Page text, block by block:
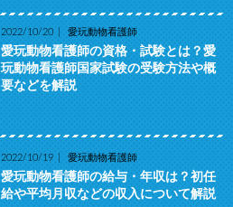
2022/10/20 愛玩動物看護師
愛玩動物看護師の資格・試験とは？愛
玩動物看護師国家試験の受験方法や概
要などを解説
2022/10/19 愛玩動物看護師
愛玩動物看護師の給与・年収は？初任
給や平均月収などの収入について解説